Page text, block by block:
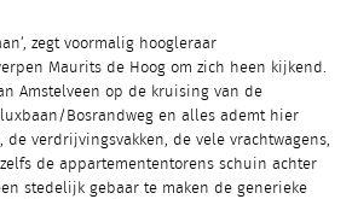
zegt voormalig hoogleraar
Maurits de Hoog om zich heen kijkend.
Amstelveen op de kruising van de
Bosrandweg en alles ademt hier
verdrijvingsvakken, de vele vrachtwagens,
de appartemententorens schuin achter
stedelijk gebaar te maken de generieke